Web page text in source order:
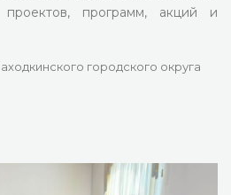
программ, акций и
городского округа